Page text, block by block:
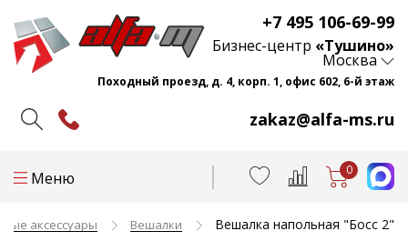
+7 495 106-69-99
zakaz@alfa-ms.ru
Бизнес-центр «Тушино»
Москва
Походный проезд, д. 4, корп. 1, офис 602, 6-й этаж
Меню 0
аксессуары Вешалки Вешалка напольная "Босс 2"